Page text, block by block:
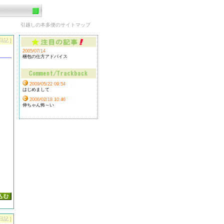
引越しの本多便のサイトマップ
記 ]
記 ]
2005/07/14
梱包の仕方アドバイス
2009/05/22 09:54
はじめまして
2006/02/18 10:46
伸ちゃん怖～い